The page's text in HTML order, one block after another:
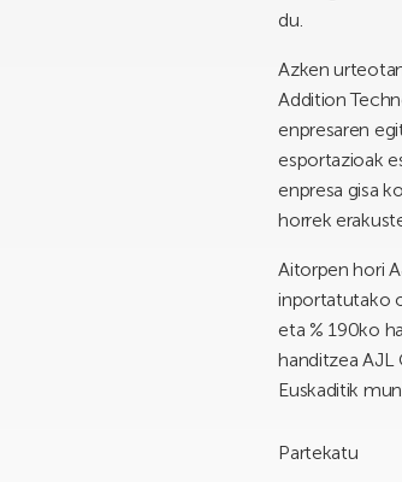
du.
Azken
Addition
enpresaren
esportazioak
enpresa gisa
horrek
Aitorpen hori
inportatutako
eta % 190ko
handitzea AJL
Euskaditik
Partekatu